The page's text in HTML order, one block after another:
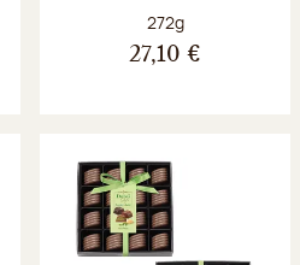
Poids net :
272g
27,10 €